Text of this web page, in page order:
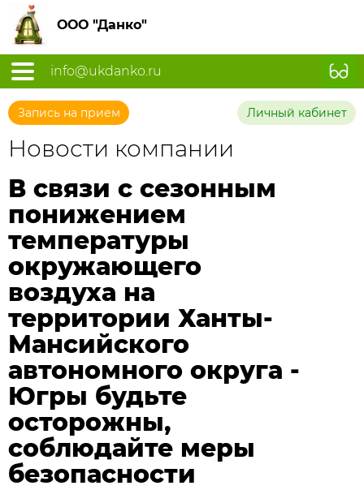
ООО "Данко"
info@ukdanko.ru
Запись на прием Личный кабинет
Новости компании
В связи с сезонным
понижением
температуры
окружающего
воздуха на
территории Ханты-
Мансийского
автономного округа -
Югры будьте
осторожны,
соблюдайте меры
безопасности